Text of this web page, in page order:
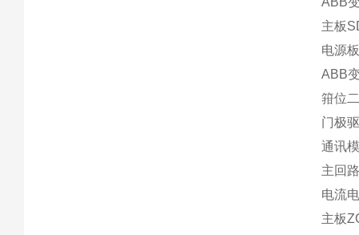
主板
电源
ABB
箝位
门极
通讯
主回
电流
主板